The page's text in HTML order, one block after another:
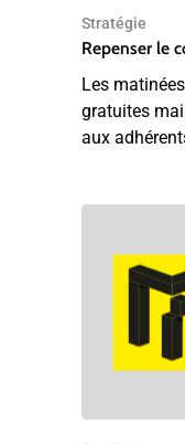
Stratégie
Repenser le
Les
gratuites
aux